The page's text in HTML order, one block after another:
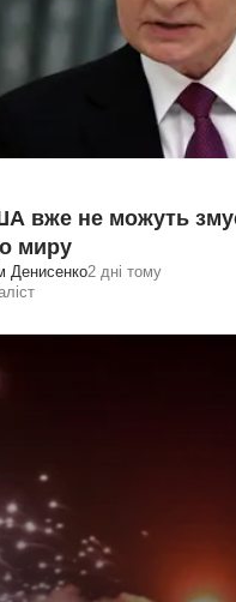
вже не можуть
миру
Денисенко2 дні тому